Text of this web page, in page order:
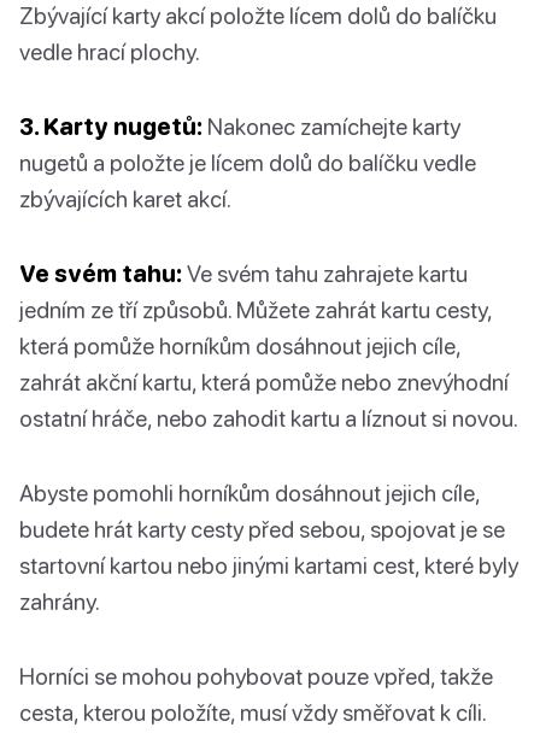
Zbývající karty akcí položte lícem dolů do balíčku
vedle hrací plochy.
3. Karty nugetů: Nakonec zamíchejte karty
nugetů a položte je lícem dolů do balíčku vedle
zbývajících karet akcí.
Ve svém tahu: Ve svém tahu zahrajete kartu
jedním ze tří způsobů. Můžete zahrát kartu cesty,
která pomůže horníkům dosáhnout jejich cíle,
zahrát akční kartu, která pomůže nebo znevýhodní
ostatní hráče, nebo zahodit kartu a líznout si novou.
Abyste pomohli horníkům dosáhnout jejich cíle,
budete hrát karty cesty před sebou, spojovat je se
startovní kartou nebo jinými kartami cest, které byly
zahrány.
Horníci se mohou pohybovat pouze vpřed, takže
cesta, kterou položíte, musí vždy směřovat k cíli.